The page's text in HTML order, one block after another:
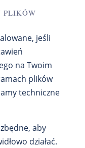
PLIKÓW
jeśli
na Twoim
plików
techniczne
aby
działać.